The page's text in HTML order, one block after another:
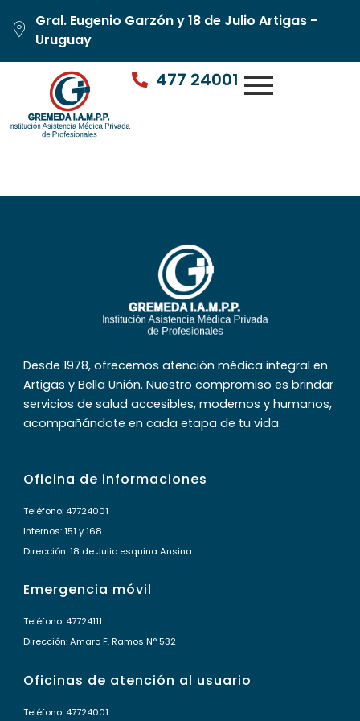
Gral. Eugenio Garzón y 18 de Julio Artigas -
Uruguay
477 24001
Desde 1978, ofrecemos atención médica integral en
Artigas y Bella Unión. Nuestro compromiso es brindar
servicios de salud accesibles, modernos y humanos,
acompañándote en cada etapa de tu vida.
Oficina de informaciones
Teléfono: 47724001
Internos: 151 y 168
Dirección: 18 de Julio esquina Ansina
Emergencia móvil
Teléfono: 47724111
Dirección: Amaro F. Ramos N° 532
Oficinas de atención al usuario
Teléfono: 47724001